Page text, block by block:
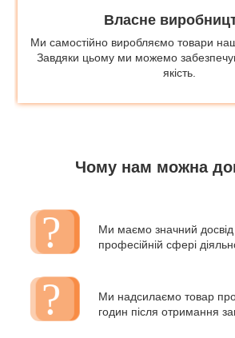
Власне
Ми самостійно виробляємо товари
Завдяки цьому ми можемо
якість.
Чому нам можна
Ми маємо значний досвід
професійній сфері
Ми надсилаємо товар
годин після отримання